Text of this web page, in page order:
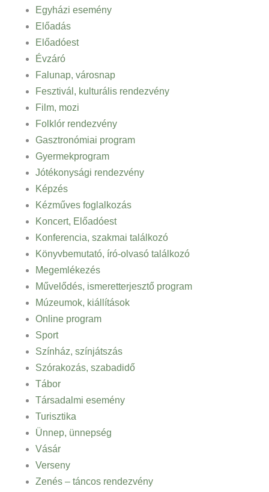
Egyházi esemény
Előadás
Előadóest
Évzáró
Falunap, városnap
Fesztivál, kulturális rendezvény
Film, mozi
Folklór rendezvény
Gasztronómiai program
Gyermekprogram
Jótékonysági rendezvény
Képzés
Kézműves foglalkozás
Koncert, Előadóest
Konferencia, szakmai találkozó
Könyvbemutató, író-olvasó találkozó
Megemlékezés
Művelődés, ismeretterjesztő program
Múzeumok, kiállítások
Online program
Sport
Színház, színjátszás
Szórakozás, szabadidő
Tábor
Társadalmi esemény
Turisztika
Ünnep, ünnepség
Vásár
Verseny
Zenés – táncos rendezvény